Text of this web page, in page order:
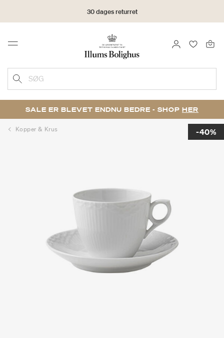
30 dages returret
Menu LOG IND
SØG
SALE ER BLEVET ENDNU BEDRE - SHOP HER
Kopper & Krus -40%